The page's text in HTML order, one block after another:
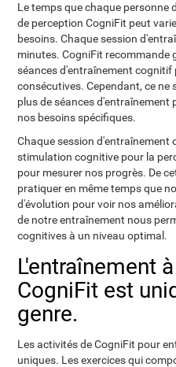
Le temps que chaque personne
de perception CogniFit peut
besoins. Chaque session
minutes. CogniFit recommande
séances d'entraînement cognitif
consécutives. Cependant, ce ne
plus de séances d'entraînement
nos besoins spécifiques.
Chaque session d'entraînement
stimulation cognitive pour la
pour mesurer nos progrès. De
pratiquer en même temps que
d'évolution pour voir nos
de notre entraînement nous
cognitives à un niveau optimal.
L'entraînement
CogniFit est
genre.
Les activités de CogniFit pour
uniques. Les exercices qui